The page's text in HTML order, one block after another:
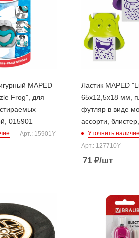
MAPED
Frog", для
015901
Арт.: 15901Y
Ластик MAPED
65х12,5х18 мм,
футляр в виде
ассорти,
Уточнить наличие
Арт.: 127710Y
71₽/шт